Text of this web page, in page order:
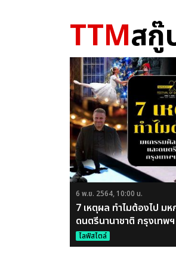
TTMสกู๊
6 พ.ย. 2564, 10:00 น.
7 เหตุผล ทำไมต้องไป ม
ดนตรีนานาชาติ กรุงเทพ
ไลฟ์สไตล์